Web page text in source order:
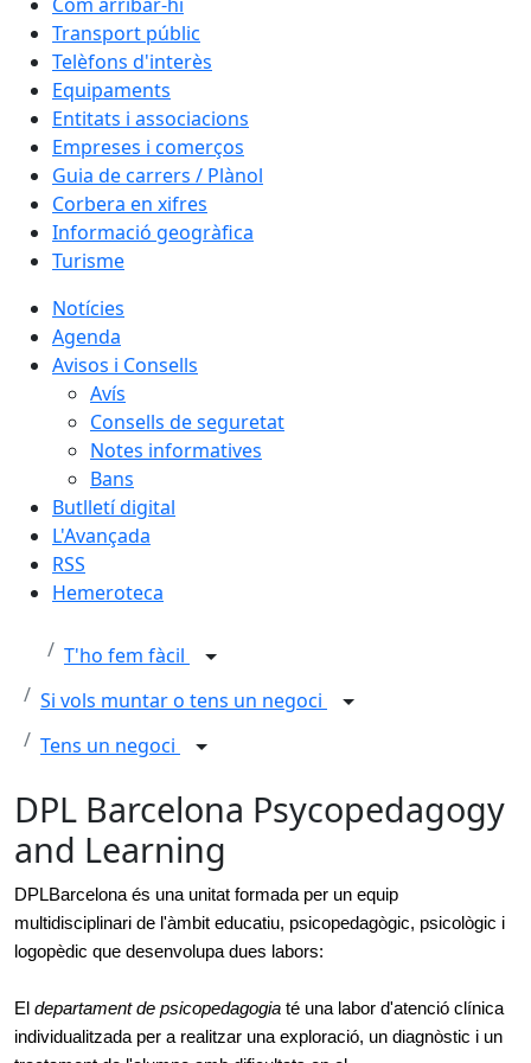
Transport públic
Telèfons d'interès
Equipaments
Entitats i associacions
Empreses i comerços
Guia de carrers / Plànol
Corbera en xifres
Informació geogràfica
Turisme
Notícies
Agenda
Avisos i Consells
Avís
Consells de seguretat
Notes informatives
Bans
Butlletí digital
L'Avançada
RSS
Hemeroteca
T'ho fem fàcil
Si vols muntar o tens un negoci
Tens un negoci
DPL Barcelona Psycopedagogy
and Learning
DPLBarcelona és una unitat formada per un equip
multidisciplinari de l'àmbit educatiu, psicopedagògic, psicològic i
logopèdic que desenvolupa dues labors:
El departament de psicopedagogia té una labor d'atenció clínica
individualitzada per a realitzar una exploració, un diagnòstic i un